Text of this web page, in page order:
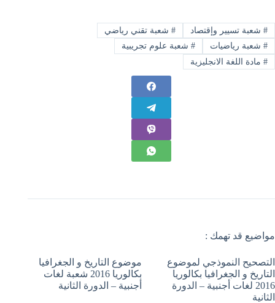
#شعبة تسيير وإقتصاد #شعبة تقني رياضي
#شعبة رياضيات #شعبة علوم تجريبية
#مادة اللغة الانجليزية
مواضيع قد تهمك :
التصحيح النموذجي لموضوع
التاريخ و الجغرافيا بكالوريا
2016 لغات أجنبية – الدورة
الثانية
موضوع التاريخ و الجغرافيا
بكالوريا 2016 شعبة لغات
أجنبية – الدورة الثانية